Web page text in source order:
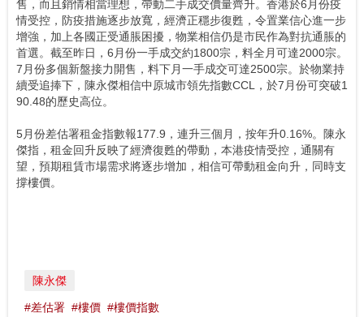
售，而且銷情相當理想，帶動二手成交價量齊升。香港於6月份疫
情受控，防疫措施逐步放寬，經濟正穩步復甦，令置業信心進一步
增強，加上各國正受通脹困擾，物業相信仍是市民作為對抗通脹的
首選。截至昨日，6月份一手成交約1800宗，料全月可達2000宗。
7月份多個新盤接力開售，料下月一手成交可達2500宗。於物業持
續受追捧下，陳永傑相信中原城市領先指數CCL，於7月份可突破1
90.48的歷史高位。
5月份差估署租金指數報177.9，連升三個月，按年升0.16%。陳永
傑指，租金回升反映了經濟復甦的帶動，本港疫情受控，通關有
望，預期租賃市場需求將逐步增加，相信可帶動租金向升，同時支
撐樓價。
陳永傑
#差估署 #樓價 #樓價指數